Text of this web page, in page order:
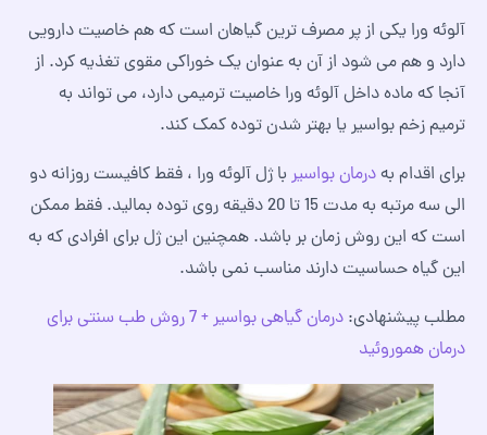
آلوئه ورا یکی از پر مصرف ترین گیاهان است که هم خاصیت دارویی
دارد و هم می شود از آن به عنوان یک خوراکی مقوی تغذیه کرد. از
آنجا که ماده داخل آلوئه ورا خاصیت ترمیمی دارد، می تواند به
ترمیم زخم بواسیر یا بهتر شدن توده کمک کند.
برای اقدام بهدرمان بواسیر با ژل آلوئه ورا ، فقط کافیست روزانه دو
الی سه مرتبه به مدت 15 تا 20 دقیقه روی توده بمالید. فقط ممکن
است که این روش زمان بر باشد. همچنین این ژل برای افرادی که به
این گیاه حساسیت دارند مناسب نمی باشد.
مطلب پیشنهادی:
درمان گیاهی بواسیر + 7 روش طب سنتی برای
درمان هموروئید